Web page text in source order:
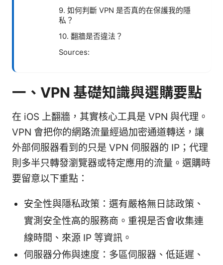
9. 如何判斷 VPN 是否真的在保護我的隱
私？
10. 翻牆是否違法？
Sources:
一、VPN 基礎知識與選購要點
在 iOS 上翻牆，其實核心工具是 VPN 與代理。
VPN 會把你的網路流量經過加密通道轉送，讓
外部伺服器看到的只是 VPN 伺服器的 IP；代理
則多半只轉發瀏覽器或特定應用的流量。選購時
要留意以下重點：
安全性與隱私政策：選有嚴格無日誌政策、
實測安全性高的服務商。重視是否會收集連
線時間、來源 IP 等資訊。
伺服器分佈與速度：多區伺服器、低延遲、